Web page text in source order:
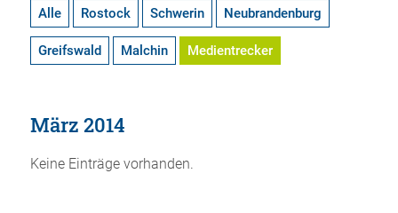
Alle Rostock Schwerin Neubrandenburg
Greifswald Malchin Medientrecker
März 2014
Keine Einträge vorhanden.